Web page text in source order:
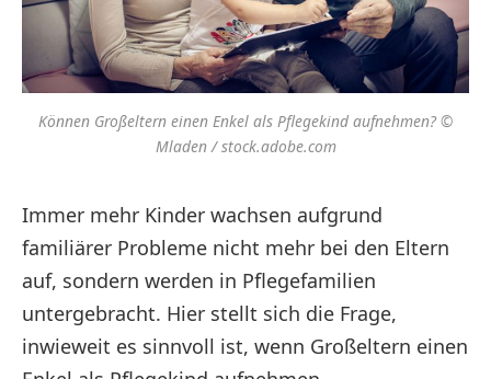
Können Großeltern einen Enkel als Pflegekind aufnehmen? ©
Mladen / stock.adobe.com
Immer mehr Kinder wachsen aufgrund
familiärer Probleme nicht mehr bei den Eltern
auf, sondern werden in Pflegefamilien
untergebracht. Hier stellt sich die Frage,
inwieweit es sinnvoll ist, wenn Großeltern einen